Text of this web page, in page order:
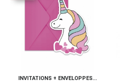
INVITATIONS + ENVELOPPES...